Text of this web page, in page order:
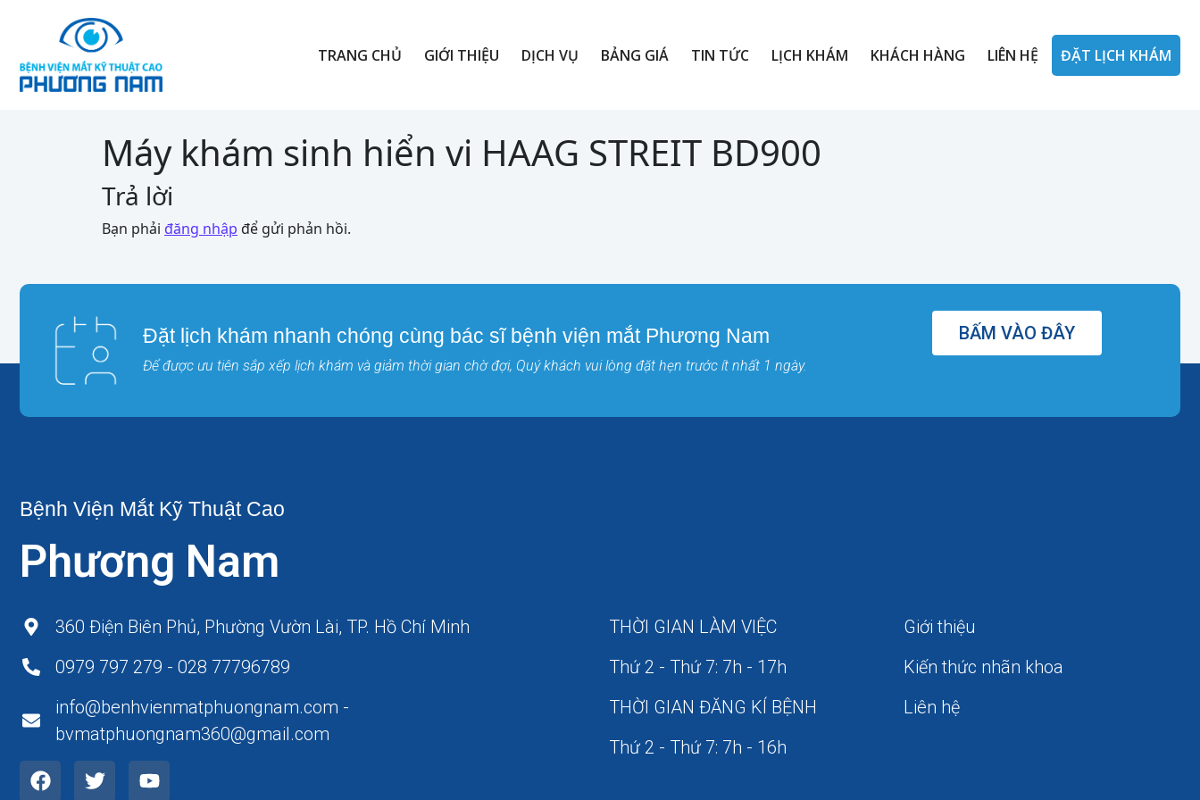
TRANG CHỦ GIỚI THIỆU DỊCH VỤ BẢNG GIÁ TIN TỨC LỊCH KHÁM KHÁCH HÀNG LIÊN HỆ ĐẶT LỊCH KHÁM
Máy khám sinh hiển vi HAAG STREIT BD900
Trả lời
Bạn phải đăng nhập để gửi phản hồi.
Đặt lịch khám nhanh chóng cùng bác sĩ bệnh viện mắt Phương Nam
Để được ưu tiên sắp xếp lịch khám và giảm thời gian chờ đợi, Quý khách vui lòng đặt hẹn trước ít nhất 1 ngày.
BẤM VÀO ĐÂY
Bệnh Viện Mắt Kỹ Thuật Cao
Phương Nam
360 Điện Biên Phủ, Phường Vườn Lài, TP. Hồ Chí Minh
0979 797 279 - 028 77796789
info@benhvienmatphuongnam.com -
bvmatphuongnam360@gmail.com
THỜI GIAN LÀM VIỆC
Thứ 2 - Thứ 7: 7h - 17h
THỜI GIAN ĐĂNG KÍ BỆNH
Thứ 2 - Thứ 7: 7h - 16h
Giới thiệu
Kiến thức nhãn khoa
Liên hệ